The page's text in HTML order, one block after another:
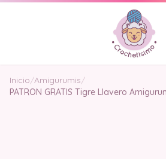
Inicio/Amigurumis/
PATRON GRATIS Tigre Llavero